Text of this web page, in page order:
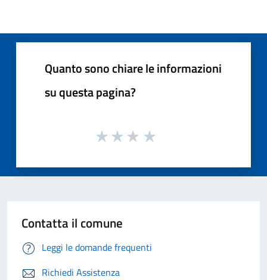
Quanto sono chiare le informazioni
su questa pagina?
Contatta il comune
Leggi le domande frequenti
Richiedi Assistenza